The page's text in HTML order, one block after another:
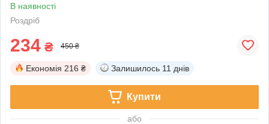
В наявності
Роздріб
234 ₴ 450 ₴
Економія 216 ₴ Залишилось 11 днів
Купити
або